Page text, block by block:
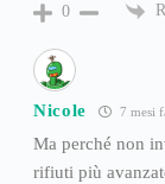
0
Nicole 7 mesi
Ma perché non
rifiuti più